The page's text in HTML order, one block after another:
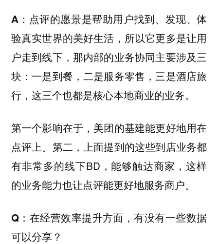
A： 点评的愿景是帮助用户找到、发现、体
验真实世界的美好生活，所以它更多是让用
户走到线下，那内部的业务协同主要涉及三
块：一是到餐，二是服务零售，三是酒店旅
行，这三个也都是核心本地商业的业务。
第一个影响在于，美团的基建能更好地用在
点评上。第二，上面提到的这些到店业务都
有非常多的线下BD，能够触达商家，这样
的业务能力也让点评能更好地服务商户。
Q：在经营效率提升方面，有没有一些数据
可以分享？